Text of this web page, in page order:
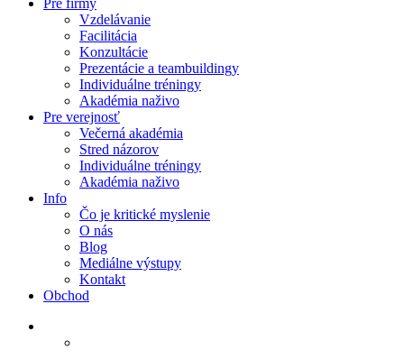
Pre firmy
Vzdelávanie
Facilitácia
Konzultácie
Prezentácie a teambuildingy
Individuálne tréningy
Akadémia naživo
Pre verejnosť
Večerná akadémia
Stred názorov
Individuálne tréningy
Akadémia naživo
Info
Čo je kritické myslenie
O nás
Blog
Mediálne výstupy
Kontakt
Obchod